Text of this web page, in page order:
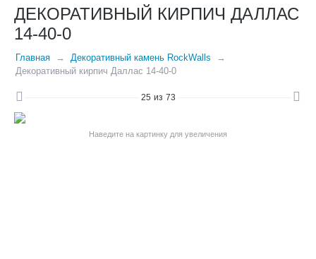
ДЕКОРАТИВНЫЙ КИРПИЧ ДАЛЛАС
14-40-0
Главная
Декоративный камень RockWalls
Декоративный кирпич Даллас 14-40-0
25 из 73
Наведите на картинку для увеличения